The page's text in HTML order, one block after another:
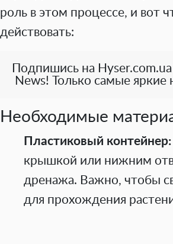
роль в этом процессе, и вот
действовать:
Подпишись на
News! Только самые яркие
Необходимые
Пластиковый контейнер:
крышкой или нижним
дренажа. Важно, чтобы
для прохождения